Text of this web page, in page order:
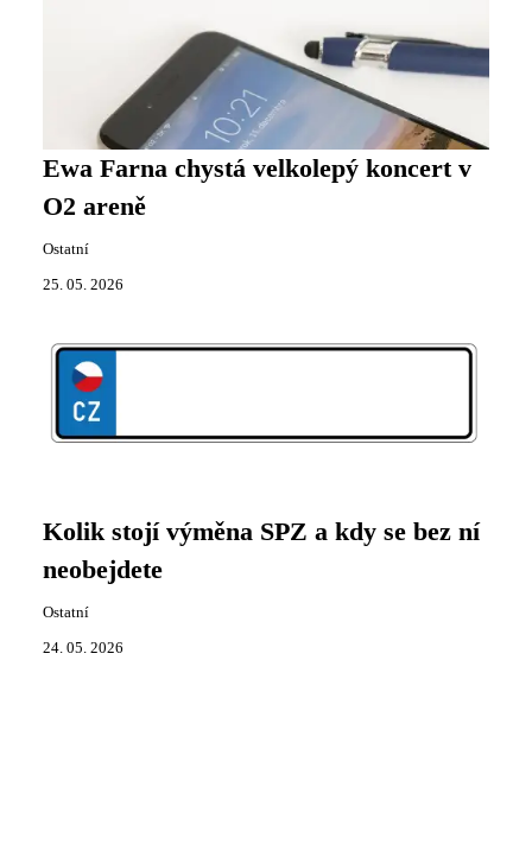
Ewa Farna chystá velkolepý koncert v
O2 areně
Ostatní
25. 05. 2026
Kolik stojí výměna SPZ a kdy se bez ní
neobejdete
Ostatní
24. 05. 2026